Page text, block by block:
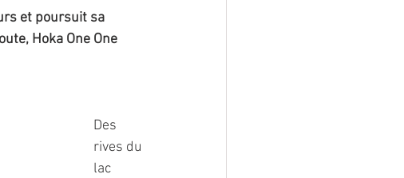
et poursuit sa
Hoka One One
Des
rives du
lac